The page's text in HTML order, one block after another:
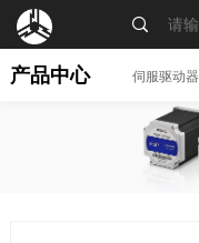
MENU
产品中心 伺服驱动器